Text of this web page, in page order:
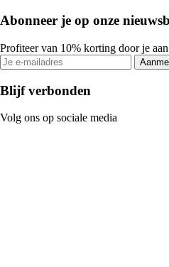
Abonneer je op onze
Profiteer van 10% korting door je
Blijf verbonden
Volg ons op sociale media